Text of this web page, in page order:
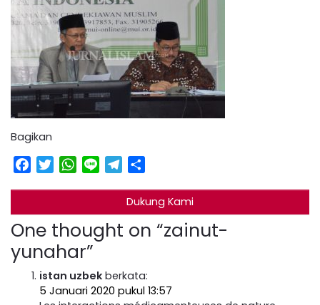
Bagikan
Facebook
TwitterWhatsApp
Line Telegram
Dukung Kami
One thought on “zainut-
yunahar”
istan uzbek berkata:
5 Januari 2020 pukul 13:57